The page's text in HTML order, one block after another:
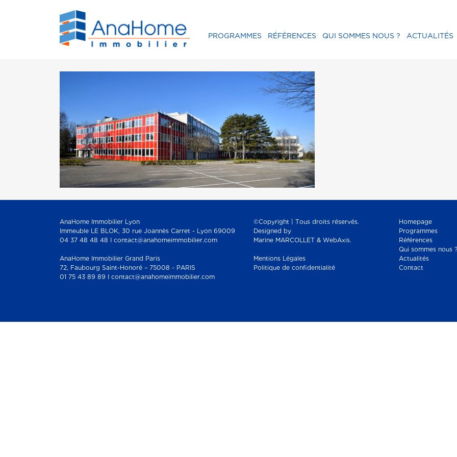
PROGRAMMES RÉFÉRENCES QUI SOMMES NOUS ? ACTUALITÉS
AnaHome Immobilier Lyon
Immeuble LE BLOK, 30 rue Joannès Carret - Lyon 69009
04 37 48 48 48 I contact@anahomeimmobilier.com
AnaHome Immobilier Grand Paris
72, Faubourg Saint-Honoré – 75008 - PARIS
01 75 43 89 89 I contact@anahomeimmobilier.com
©Copyright | Tous droits réservés.
Designed by
Marine MARCOLLET & WebAxis.
Mentions Légales
Politique de confidentialité
Homepage
Programmes
Références
Qui sommes nous ?
Actualités
Contact